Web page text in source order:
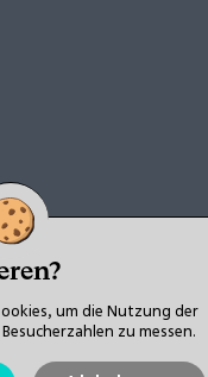
um die Nutzung der
zu messen.